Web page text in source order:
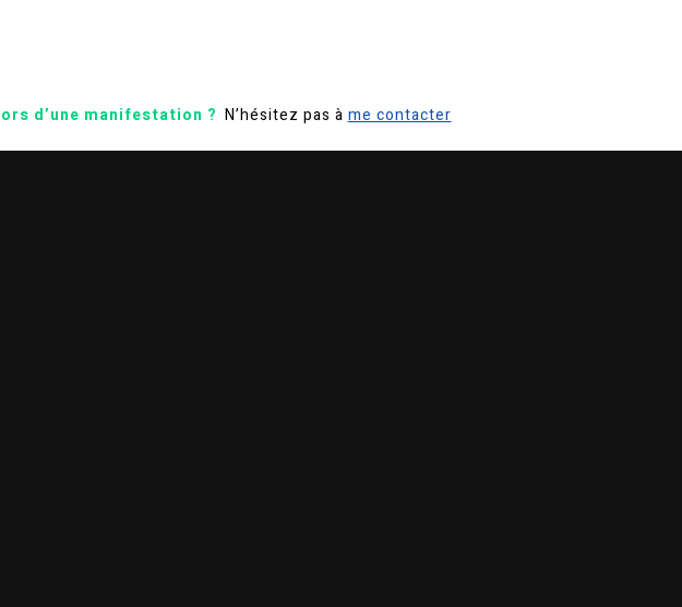
d’une manifestation ? N’hésitez pas à me contacter